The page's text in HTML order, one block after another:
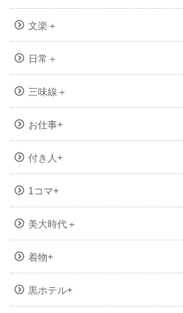
文楽＋
日常＋
三味線＋
お仕事+
付き人+
1コマ+
美大時代＋
着物+
黒ホテル+